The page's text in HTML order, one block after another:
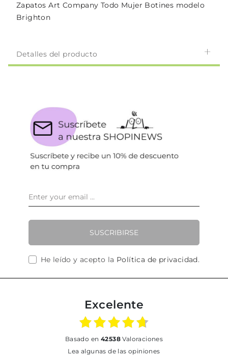
Zapatos Art Company Todo Mujer Botines modelo
Brighton
Detalles del producto
SUSCRIBIRSE
He leído y acepto la Política de privacidad.
Excelente
basado en 42538Valoraciones
Lea algunas de las opiniones